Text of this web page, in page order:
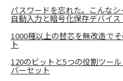
パスワードを忘れた。こんな
自動入力と暗号化保存デバイス
1000種以上の替芯を無改造で
ト
120のビットと5つの役割ツー
バーセット